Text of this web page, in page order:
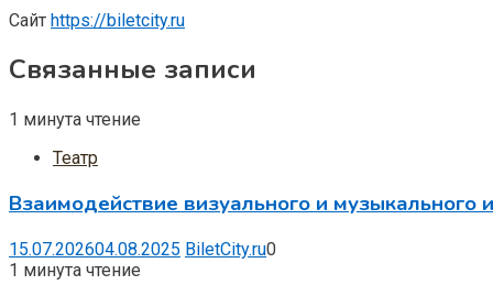
Сайт https://biletcity.ru
Связанные записи
1 минута чтение
Театр
Взаимодействие визуального и музыкального
15.07.202604.08.2025 BiletCity.ru0
1 минута чтение